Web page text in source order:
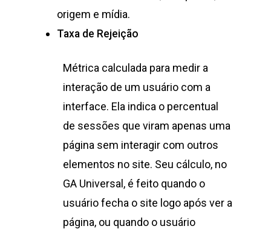
origem e mídia.
Taxa de Rejeição
Métrica calculada para medir a
interação de um usuário com a
interface. Ela indica o percentual
de sessões que viram apenas uma
página sem interagir com outros
elementos no site. Seu cálculo, no
GA Universal, é feito quando o
usuário fecha o site logo após ver a
página, ou quando o usuário